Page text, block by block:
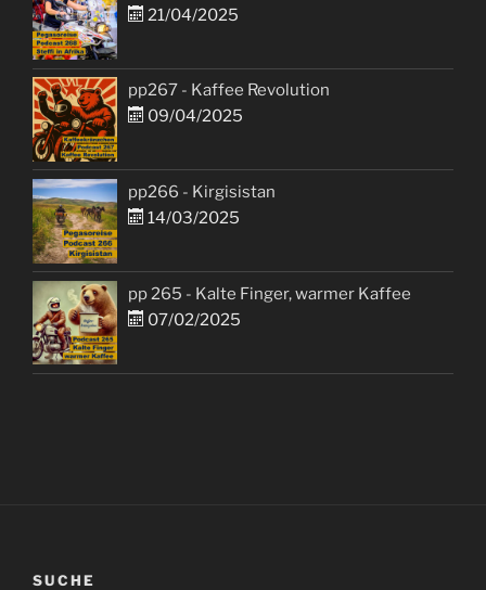
21/04/2025
pp267 - Kaffee Revolution
09/04/2025
pp266 - Kirgisistan
14/03/2025
pp 265 - Kalte Finger, warmer Kaffee
07/02/2025
SUCHE